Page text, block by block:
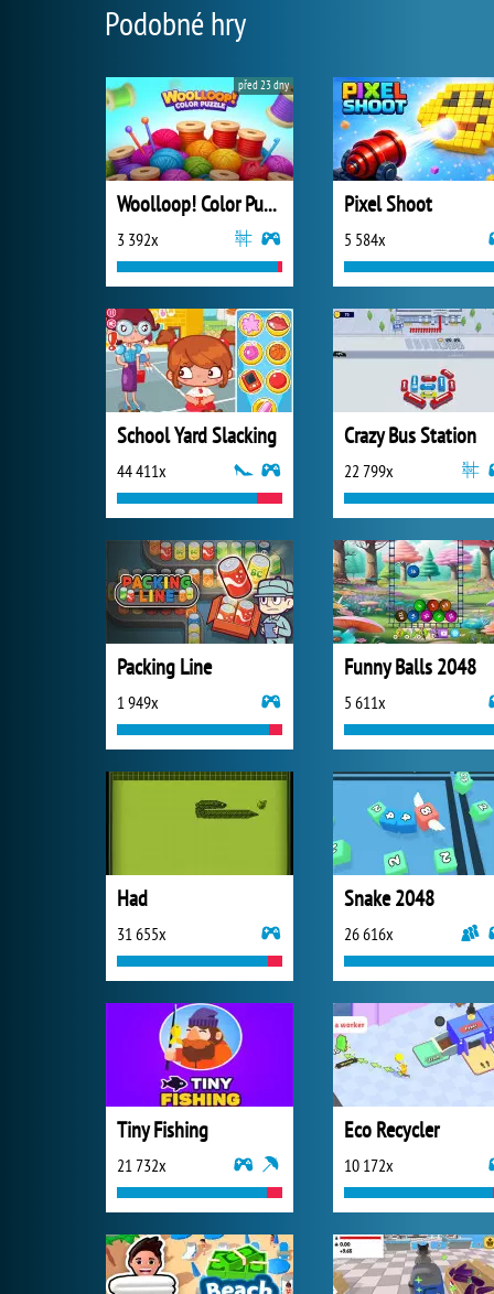
Podobné hry
Woolloop! Color Puzzle
3 392x
před 23 dny
Pixel Shoot
5 584x
School Yard Slacking
44 411x
Crazy Bus Station
22 799x
Packing Line
1 949x
Funny Balls 2048
5 611x
Had
31 655x
Snake 2048
26 616x
Tiny Fishing
21 732x
Eco Recycler
10 172x